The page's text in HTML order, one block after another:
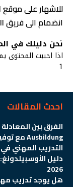
للاشهار على موقع Azubischnell
انضمام الى فريق Azubischnell
نحن دليلك في
اذا احببت
1
احدث المقالات
الفرق بين
Ausbildung مع توفير السكن في ألمانيا
التدريب المهني
دليل
2026
هل يوجد تدريب